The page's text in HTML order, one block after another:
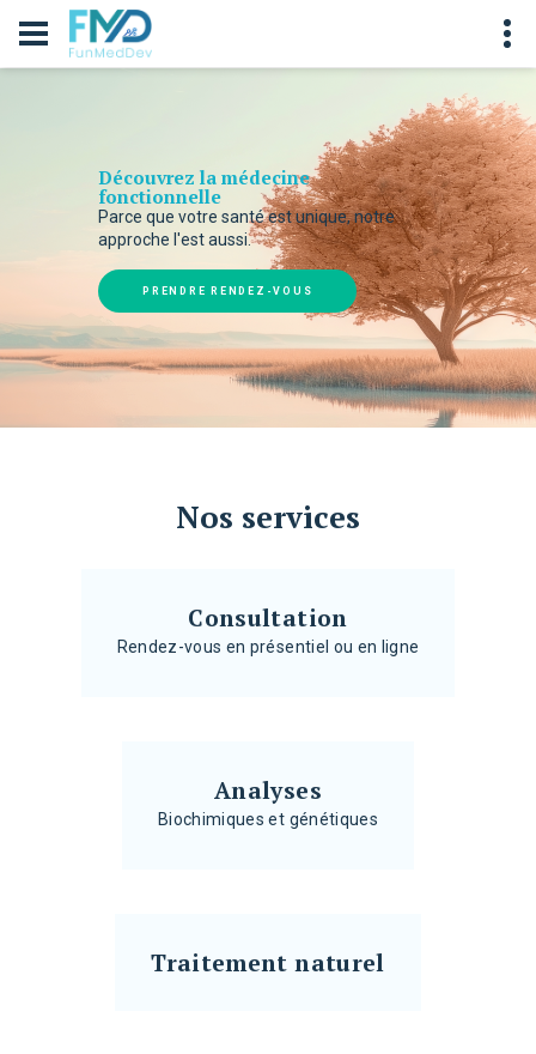
Découvrez la médecine
fonctionnelle
Parce que votre santé est unique, notre
approche l'est aussi.
PRENDRE RENDEZ-VOUS
Nos services
Consultation
Rendez-vous en présentiel ou en ligne
Analyses
Biochimiques et génétiques
Traitement naturel